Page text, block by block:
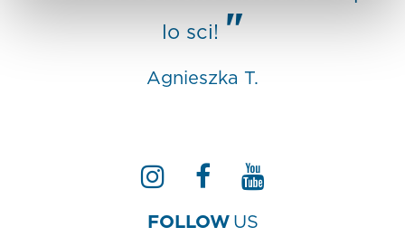
lo sci!
Agnieszka T.
FOLLOWUS